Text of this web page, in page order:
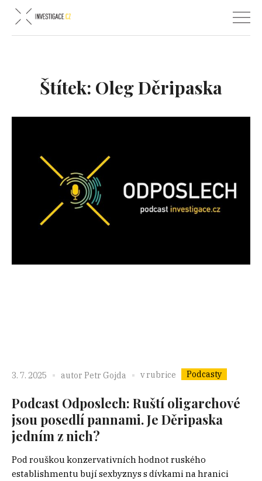
Štítek: Oleg Děripaska
3. 7. 2025 autor Petr Gojda v rubrice Podcasty
Podcast Odposlech: Ruští oligarchové
jsou posedlí pannami. Je Děripaska
jedním z nich?
Pod rouškou konzervativních hodnot ruského
establishmentu bují sexbyznys s dívkami na hranici